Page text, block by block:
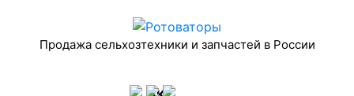
Продажа сельхозтехники и запчастей в России